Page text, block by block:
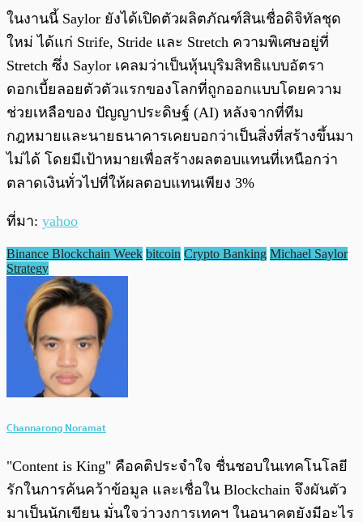
ในงานนี้ Saylor ยังได้เปิดตัวผลิตภัณฑ์สินเชื่อดิจิทัลชุด
ใหม่ ได้แก่ Strife, Stride และ Stretch ความพิเศษอยู่ที่
Stretch ซึ่ง Saylor เคลมว่าเป็นหุ้นบุริมสิทธิแบบอัตรา
ดอกเบี้ยลอยตัวตัวแรกของโลกที่ถูกออกแบบโดยความ
ช่วยเหลือของ ปัญญาประดิษฐ์ (AI) หลังจากที่ทีม
กฎหมายและนายธนาคารเคยบอกว่าเป็นสิ่งที่สร้างขึ้นมา
ไม่ได้ โดยมีเป้าหมายเพื่อสร้างผลตอบแทนที่เหนือกว่า
ตลาดเงินทั่วไปที่ให้ผลตอบแทนเพียง 3%
ที่มา: yahoo
Binance Blockchain Week bitcoin Crypto Banking Michael Saylor
Strategy
Channarong Noramat
"Content is King" คือคติประจำใจ ชื่นชอบในเทคโนโลยี
รักในการค้นคว้าข้อมูล และเชื่อใน Blockchain จึงผันตัว
มาเป็นนักเขียน มั่นใจว่าวงการเทคฯ ในอนาคตยังมีอะไร